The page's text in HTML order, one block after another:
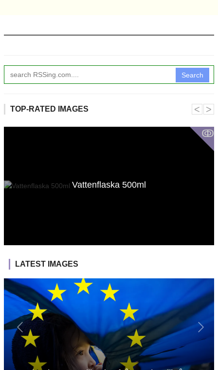
Search
TOP-RATED IMAGES
ↂ
Vattenflaska 500ml
˂ ˃
LATEST IMAGES